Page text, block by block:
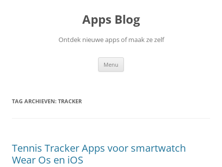
Apps Blog
Ontdek nieuwe apps of maak ze zelf
Menu
TAG ARCHIEVEN: TRACKER
Tennis Tracker Apps voor smartwatch
Wear Os en iOS